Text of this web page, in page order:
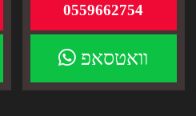
0559662754
וואטסאפ